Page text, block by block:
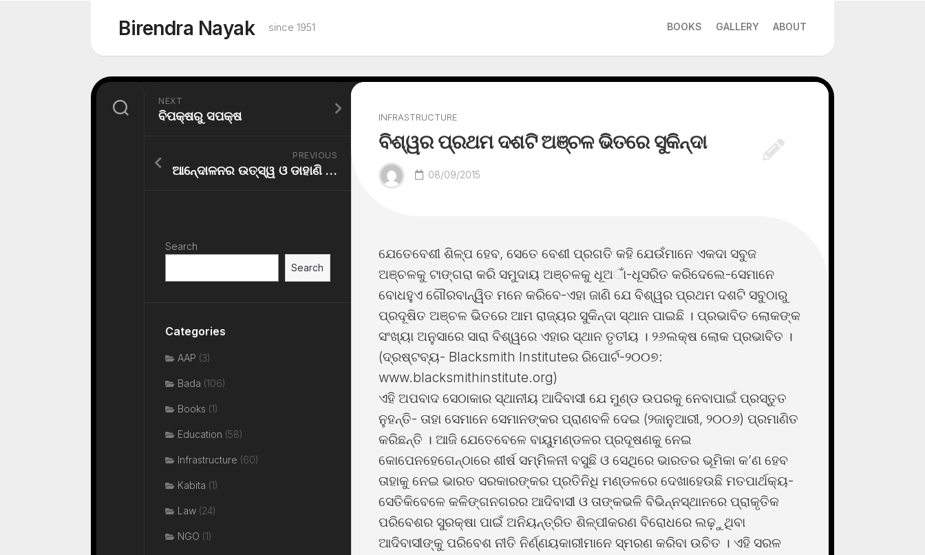
Birendra Nayak since 1951 BOOKS GALLERY ABOUT
INFRASTRUCTURE
ବିଶ୍ୱର ପ୍ରଥମ ଦଶଟି ଅଞ୍ଚଳ ଭିତରେ ସୁକିନ୍ଦା
08/09/2015
ଯେତେବେଶୀ ଶିଳ୍ପ ହେବ, ସେତେ ବେଶୀ ପ୍ରଗତି କହି ଯେଉଁମାନେ ଏକଦା ସବୁଜ
ଅଞ୍ଚଳକୁ ଟାଙ୍ଗରା କରି ସମୁଦାୟ ଅଞ୍ଚଳକୁ ଧୂଅାଁ-ଧୂସରିତ କରିଦେଲେ-ସେମାନେ
ବୋଧହୁଏ ଗୌରବାନ୍ୱିତ ମନେ କରିବେ-ଏହା ଜାଣି ଯେ ବିଶ୍ୱର ପ୍ରଥମ ଦଶଟି ସବୁଠାରୁ
ପ୍ରଦୂଷିତ ଅଞ୍ଚଳ ଭିତରେ ଆମ ରାଜ୍ୟର ସୁକିନ୍ଦା ସ୍ଥାନ ପାଇଛି । ପ୍ରଭାବିତ ଲୋକଙ୍କ
ସଂଖ୍ୟା ଅନୁସାରେ ସାରା ବିଶ୍ୱରେ ଏହାର ସ୍ଥାନ ତୃତୀୟ । ୨୬ଲକ୍ଷ ଲୋକ ପ୍ରଭାବିତ ।
(ଦ୍ରଷ୍ଟବ୍ୟ- Blacksmith Instituteର ରିପୋର୍ଟ-୨୦୦୭:
www.blacksmithinstitute.org)
ଏହି ଅପବାଦ ସେଠାକାର ସ୍ଥାନୀୟ ଆଦିବାସୀ ଯେ ମୁଣ୍ଡ ଉପରକୁ ନେବାପାଇଁ ପ୍ରସ୍ତୁତ
ନୁହନ୍ତି- ତାହା ସେମାନେ ସେମାନଙ୍କର ପ୍ରାଣବଳି ଦେଇ (୨ଜାନୁଆରୀ, ୨୦୦୬) ପ୍ରମାଣିତ
କରିଛନ୍ତି । ଆଜି ଯେତେବେଳେ ବାୟୁମଣ୍ଡଳର ପ୍ରଦୂଷଣକୁ ନେଇ
କୋପେନହେଗେନ୍ଠାରେ ଶୀର୍ଷ ସମ୍ମିଳନୀ ବସୁଛି ଓ ସେଥିରେ ଭାରତର ଭୂମିକା କ’ଣ ହେବ
ତାହାକୁ ନେଇ ଭାରତ ସରକାରଙ୍କର ପ୍ରତିନିଧି ମଣ୍ଡଳରେ ଦେଖାହେଉଛି ମତପାର୍ଥକ୍ୟ-
ସେତିକିବେଳେ କଳିଙ୍ଗନଗରର ଆଦିବାସୀ ଓ ତାଙ୍କଭଳି ବିଭିନ୍ନସ୍ଥାନରେ ପ୍ରାକୃତିକ
ପରିବେଶର ସୁରକ୍ଷା ପାଇଁ ଅନିୟନ୍ତ୍ରିତ ଶିଳ୍ପୀକରଣ ବିରୋଧରେ ଲଢ଼ୁଥିବା
ଆଦିବାସୀଙ୍କୁ ପରିବେଶ ନୀତି ନିର୍ଣ୍ଣୟକାରୀମାନେ ସ୍ମରଣ କରିବା ଉଚିତ । ଏହି ସରଳ
NEXT
ବିପକ୍ଷରୁ ସପକ୍ଷ
PREVIOUS
ଆନେ୍ଦାଳନର ଉତ୍ସ୍ୱ ଓ ଡାହାଣି ଖୋଜା
Search
Search
Categories
AAP (3)
Bada (106)
Books (1)
Education (58)
Infrastructure (60)
Kabita (1)
Law (24)
NGO (1)